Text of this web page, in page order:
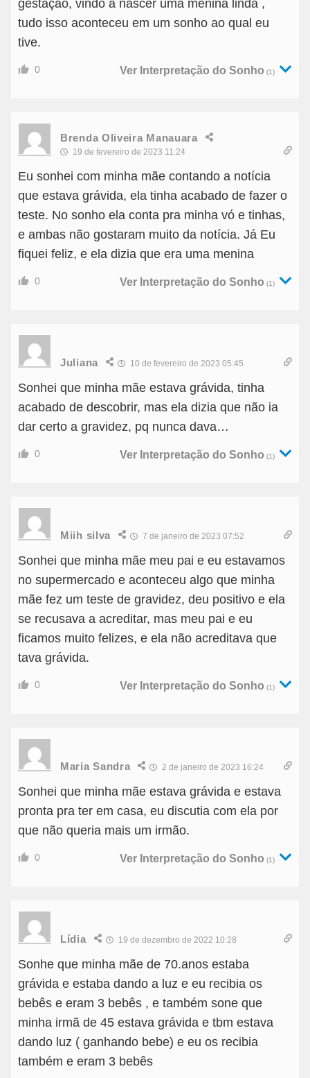
gestação, vindo a nascer uma menina linda ,
tudo isso aconteceu em um sonho ao qual eu
tive.
0 Ver Interpretação do Sonho (1)
Brenda Oliveira Manauara
19 de fevereiro de 2023 11:24
Eu sonhei com minha mãe contando a notícia
que estava grávida, ela tinha acabado de fazer o
teste. No sonho ela conta pra minha vó e tinhas,
e ambas não gostaram muito da notícia. Já Eu
fiquei feliz, e ela dizia que era uma menina
0 Ver Interpretação do Sonho (1)
Juliana 10 de fevereiro de 2023 05:45
Sonhei que minha mãe estava grávida, tinha
acabado de descobrir, mas ela dizia que não ia
dar certo a gravidez, pq nunca dava…
0 Ver Interpretação do Sonho (1)
Miih silva 7 de janeiro de 2023 07:52
Sonhei que minha mãe meu pai e eu estavamos
no supermercado e aconteceu algo que minha
mãe fez um teste de gravidez, deu positivo e ela
se recusava a acreditar, mas meu pai e eu
ficamos muito felizes, e ela não acreditava que
tava grávida.
0 Ver Interpretação do Sonho (1)
Maria Sandra 2 de janeiro de 2023 16:24
Sonhei que minha mãe estava grávida e estava
pronta pra ter em casa, eu discutia com ela por
que não queria mais um irmão.
0 Ver Interpretação do Sonho (1)
Lídia 19 de dezembro de 2022 10:28
Sonhe que minha mãe de 70.anos estaba
grávida e estaba dando a luz e eu recibia os
bebês e eram 3 bebês , e também sone que
minha irmã de 45 estava grávida e tbm estava
dando luz ( ganhando bebe) e eu os recibia
também e eram 3 bebês